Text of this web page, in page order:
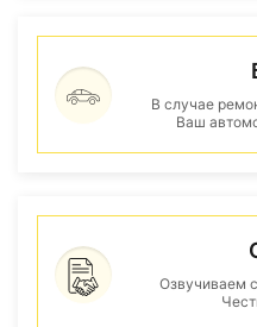
В случае
Ваш
Озвучиваем